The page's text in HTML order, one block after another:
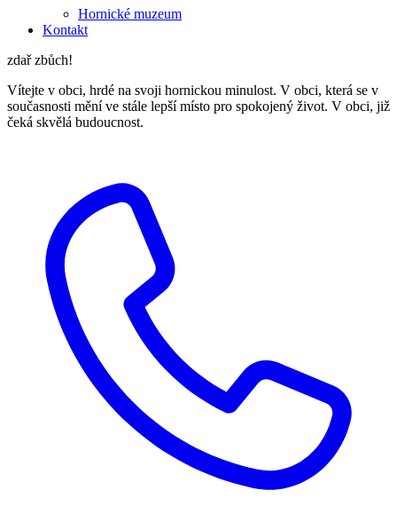
Hornické muzeum
Kontakt
zdař zbůch!
Vítejte v obci, hrdé na svoji hornickou minulost. V obci, která se v
současnosti mění ve stále lepší místo pro spokojený život. V obci, již
čeká skvělá budoucnost.